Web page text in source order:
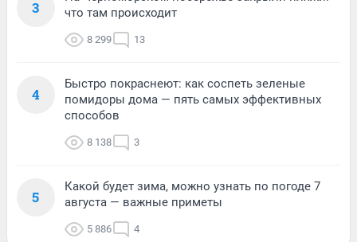
3
что там происходит
8 299 13
4
Быстро покраснеют: как соспеть зеленые
помидоры дома — пять самых эффективных
способов
8 138 3
5
Какой будет зима, можно узнать по погоде 7
августа — важные приметы
5 886 4